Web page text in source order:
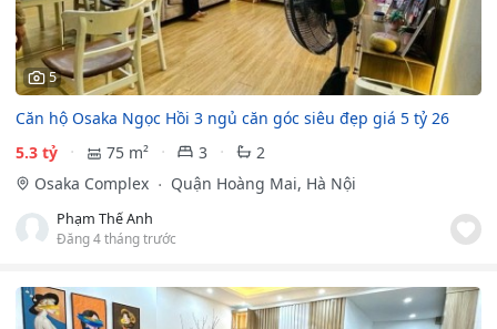
5
Căn hộ Osaka Ngọc Hồi 3 ngủ căn góc siêu đẹp giá 5 tỷ 26
5.3 tỷ
75 m² 3
2
Osaka Complex
Quận Hoàng Mai, Hà Nội
Phạm Thế Anh
Đăng 4 tháng trước